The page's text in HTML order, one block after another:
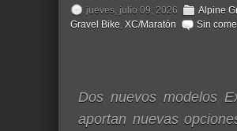
jueves, julio 09, 2026 Alpine
Gravel Bike, XC/Maratón Sin
Dos nuevos modelos
aportan nuevas